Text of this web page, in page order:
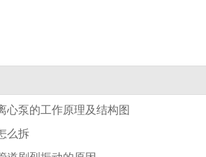
心泵的工作原理及结构图
么拆